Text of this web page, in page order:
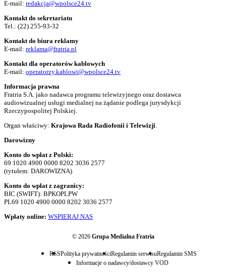
E-mail: redakcja@wpolsce24.tv
Kontakt do sekretariatu
Tel.: (22) 255-93-32
Kontakt do biura reklamy
E-mail: reklama@fratria.pl
Kontakt dla operatorów kablowych
E-mail: operatorzy.kablowi@wpolsce24.tv
Informacja prawna
Fratria S.A. jako nadawca programu telewizyjnego oraz dostawca
audiowizualnej usługi medialnej na żądanie podlega jurysdykcji
Rzeczypospolitej Polskiej.
Organ właściwy: Krajowa Rada Radiofonii i Telewizji
Darowizny
Konto do wpłat z Polski:
69 1020 4900 0000 8202 3036 2577
(tytułem: DAROWIZNA)
Konto do wpłat z zagranicy:
BIC (SWIFT): BPKOPLPW
PL69 1020 4900 0000 8202 3036 2577
Wpłaty online: WSPIERAJ NAS
© 2026 Grupa Medialna Fratria
RSSPolityka prywatnościRegulamin serwisuRegulamin SMS
Informacje o nadawcy/dostawcy VOD